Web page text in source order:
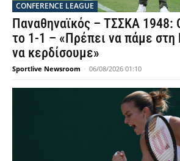
CONFERENCE LEAGUE
Παναθηναϊκός – ΤΣΣΚΑ 1948:
το 1-1 – «Πρέπει να πάμε στη
να κερδίσουμε»
Sportlive Newsroom - 06/08/2026 01:10